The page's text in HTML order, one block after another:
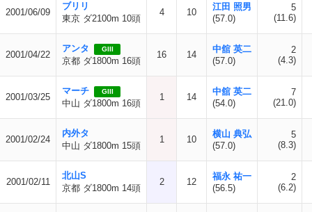
2001/06/09
ブリリ
東京 ダ2100m 10頭
4 10
江田 照男
(57.0)
5
(11.6)
2001/04/22
アンタ GIII
京都 ダ1800m 16頭
16 14
中舘 英二
(57.0)
2
(4.3)
2001/03/25
マーチ GIII
中山 ダ1800m 16頭
1 14
中舘 英二
(54.0)
7
(21.0)
2001/02/24
内外タ
中山 ダ1800m 15頭
1 10
横山 典弘
(57.0)
5
(8.3)
2001/02/11
北山S
京都 ダ1800m 14頭
2 12
福永 祐一
(56.5)
2
(6.2)